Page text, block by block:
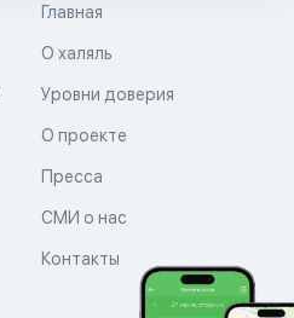
Главная
О халяль
Уровни доверия
О проекте
Пресса
СМИ о нас
Контакты